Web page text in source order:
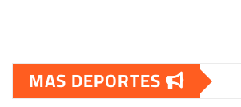
de
MAS DEPORTES